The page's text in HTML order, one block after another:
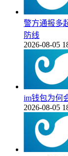
警方通报多
防线
2026-08-05
im钱包为何
2026-08-05